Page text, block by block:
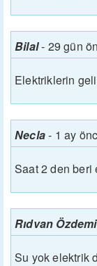
Bilal- 29 gün
Elektriklerin
Necla- 1 ay
Saat 2 den beri
Rıdvan
Su yok elektrik